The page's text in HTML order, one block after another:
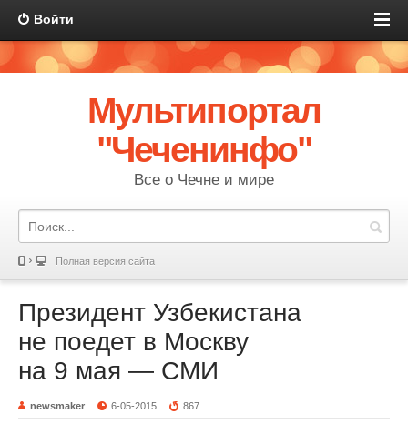
Войти
Мультипортал
"Чеченинфо"
Все о Чечне и мире
Полная версия сайта
Президент Узбекистана
не поедет в Москву
на 9 мая — СМИ
newsmaker 6-05-2015 867